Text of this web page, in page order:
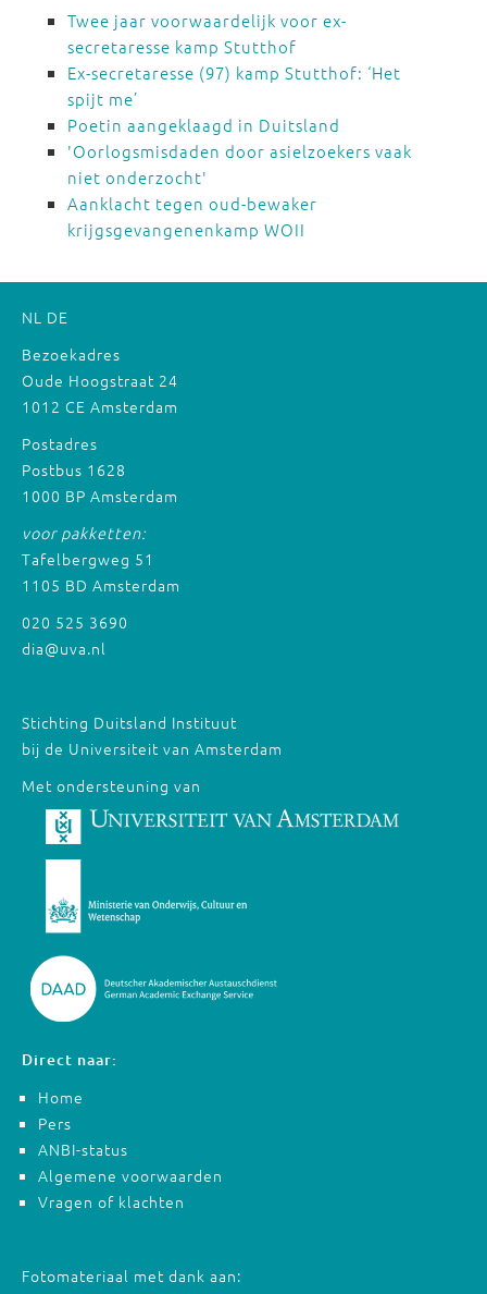
Twee jaar voorwaardelijk voor ex-
secretaresse kamp Stutthof
Ex-secretaresse (97) kamp Stutthof: ‘Het
spijt me’
Poetin aangeklaagd in Duitsland
'Oorlogsmisdaden door asielzoekers vaak
niet onderzocht'
Aanklacht tegen oud-bewaker
krijgsgevangenenkamp WOII
NL DE
Bezoekadres
Oude Hoogstraat 24
1012 CE Amsterdam
Postadres
Postbus 1628
1000 BP Amsterdam
voor pakketten:
Tafelbergweg 51
1105 BD Amsterdam
020 525 3690
dia@uva.nl
Stichting Duitsland Instituut
bij de Universiteit van Amsterdam
Met ondersteuning van
Direct naar:
Home
Pers
ANBI-status
Algemene voorwaarden
Vragen of klachten
Fotomateriaal met dank aan: